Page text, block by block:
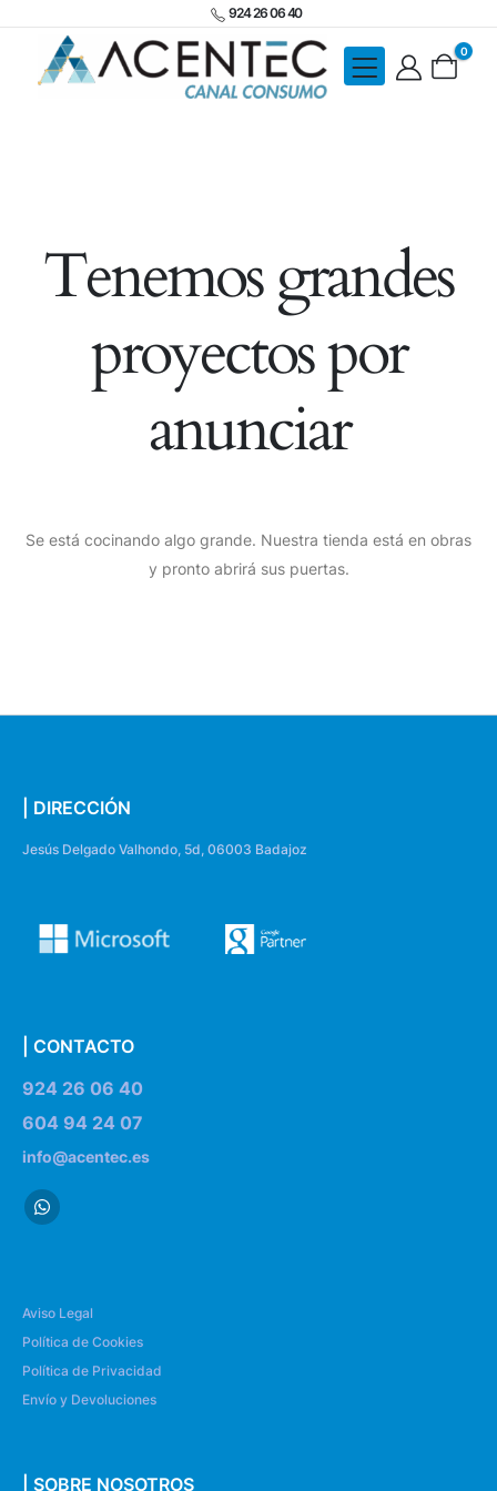
924 26 06 40
0
Tenemos grandes
proyectos por
anunciar
Se está cocinando algo grande. Nuestra tienda está en obras
y pronto abrirá sus puertas.
| DIRECCIÓN
Jesús Delgado Valhondo, 5d, 06003 Badajoz
| CONTACTO
924 26 06 40
604 94 24 07
info@acentec.es
Aviso Legal
Política de Cookies
Política de Privacidad
Envío y Devoluciones
| SOBRE NOSOTROS